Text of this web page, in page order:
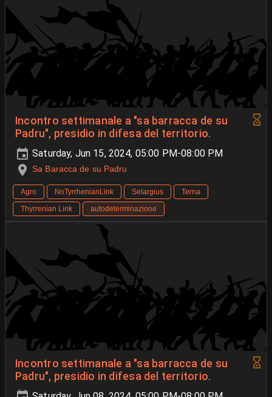
Incontro settimanale a "sa barracca de su
Padru", presidio in difesa del territorio.
Saturday, Jun 15, 2024, 05:00 PM-08:00 PM
Sa Baracca de su Padru
Agro NoTyrrhenianLink Selargius
Terna
Thyrrenian Link
autodeterminazione
Incontro settimanale a "sa barracca de su
Padru", presidio in difesa del territorio.